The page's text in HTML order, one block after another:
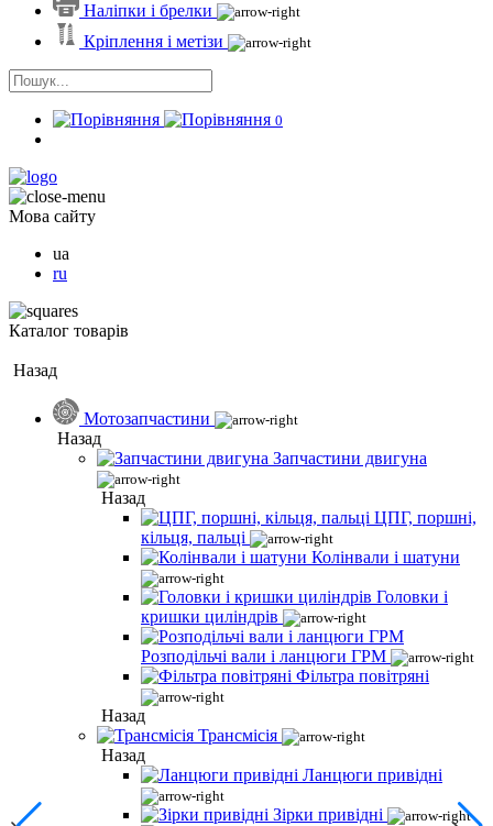
Наліпки і брелки
Кріплення і метізи
0
Мова сайту
ua
ru
Каталог товарів
Назад
Мотозапчастини
Назад
Запчастини двигуна
Назад
ЦПГ, поршні,
кільця, пальці
Колінвали і шатуни
Головки і
кришки циліндрів
Розподільчі вали і ланцюги ГРМ
Фільтра повітряні
Назад
Трансмісія
Назад
Ланцюги привідні
Зірки привідні